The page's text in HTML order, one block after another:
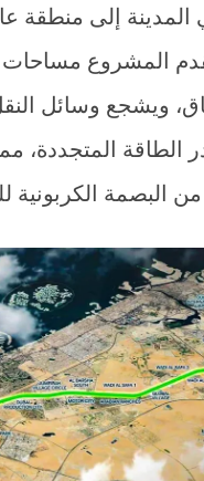
المدينة إلى منطقة
المشروع
ويشجع وسائل النقل
الطاقة المتجددة،